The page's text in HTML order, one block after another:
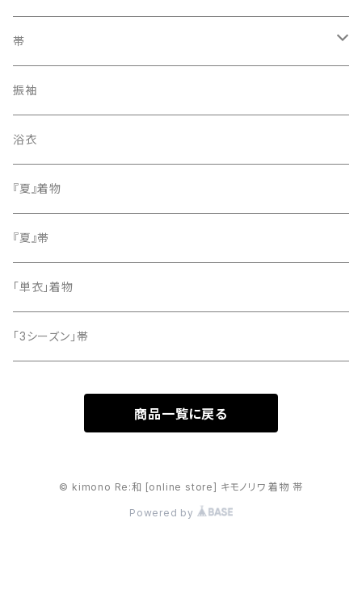
訪問着・付下げ
紬
色無地
小紋
留袖
帯
袋帯
名古屋帯
振袖
浴衣
『夏』着物
『夏』帯
「単衣」着物
「3シーズン」帯
商品一覧に戻る
© kimono Re:和 [online store] キモノリワ 着物 帯
Powered by